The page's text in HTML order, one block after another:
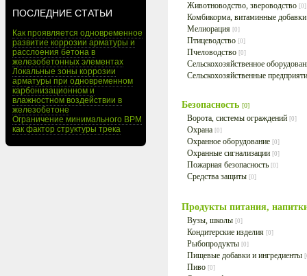
ПОСЛЕДНИЕ СТАТЬИ
Как проявляется одновременное
развитие коррозии арматуры и
расслоения бетона в
железобетонных элементах
Локальные зоны коррозии
арматуры при одновременном
карбонизационном и
влажностном воздействии в
железобетоне
Ограничение минимального BPM
как фактор структуры трека
Животноводство, звероводство [0]
Комбикорма, витаминные
Мелиорация [0]
Птицеводство [0]
Пчеловодство [0]
Сельскохозяйственное
Сельскохозяйственные
Безопасность [0]
Ворота, системы ограждений [0]
Охрана [0]
Охранное оборудование [0]
Охранные сигнализации [0]
Пожарная безопасность [0]
Средства защиты [0]
Продукты питания,
Вузы, школы [0]
Кондитерские изделия [0]
Рыбопродукты [0]
Пищевые добавки и ингредиенты
Пиво [0]